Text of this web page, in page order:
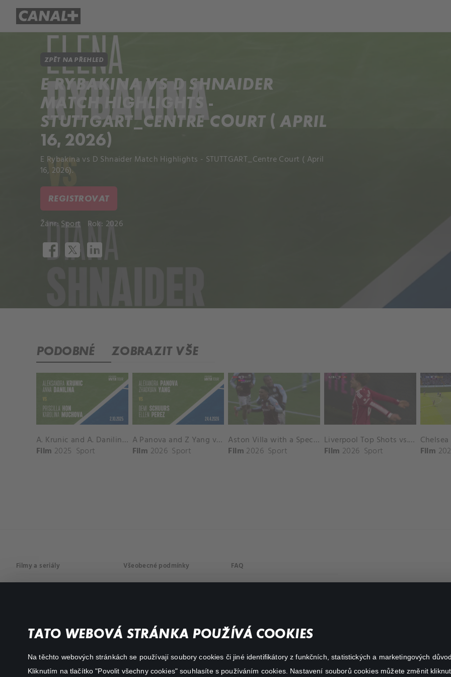
TATO WEBOVÁ STRÁNKA POUŽÍVÁ COOKIES
Na těchto webových stránkách se používají soubory cookies či jiné identifikátory z funkčních, statistických a marketingových
Kliknutím na tlačítko "Povolit všechny cookies" souhlasíte s používáním cookies. Nastavení souborů cookies můžete změnit
ZPĚT NA PŘEHLED
E RYBAKINA VS D SHNAIDER
MATCH HIGHLIGHTS -
STUTTGART_CENTRE COURT ( APRIL
16, 2026)
E Rybakina vs D Shnaider Match Highlights - STUTTGART_Centre Court ( April
16, 2026).
REGISTROVAT
Žánr:Sport Rok: 2026
PODOBNÉ ZOBRAZIT VŠE
A. Krunic and A. Danilina vs. P. Hon and K. Muchova Match Highlights - BEIJING_Capital Group Diamond ( October 02, 2025)
Film 2025 Sport
A Panova and Z Yang vs D Schuurs and E Perez Match Highlights - MADRID_Court 8 ( April 24, 2026)
Film 2026 Sport
Aston Villa with a Spectacular Goal vs. Nottingham Forest
Film 2026 Sport
Liverpool Top Shots vs. Fulham
Film 2026 Sport
Film
Filmy a seriály
Akční
Všeobecné podmínky FAQ